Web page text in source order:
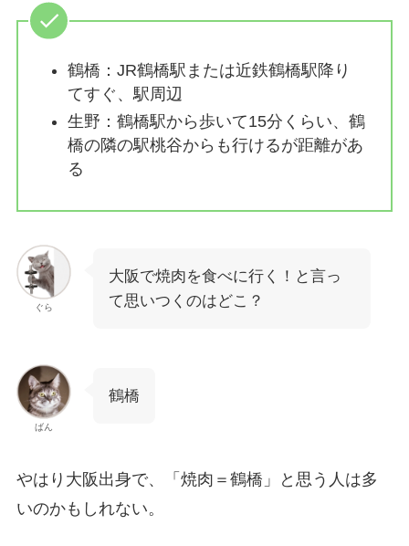
鶴橋：JR鶴橋駅または近鉄鶴橋駅降り
てすぐ、駅周辺
生野：鶴橋駅から歩いて15分くらい、鶴
橋の隣の駅桃谷からも行けるが距離があ
る
ぐら
大阪で焼肉を食べに行く！と言っ
て思いつくのはどこ？
ばん
鶴橋
やはり大阪出身で、「焼肉＝鶴橋」と思う人は多
いのかもしれない。